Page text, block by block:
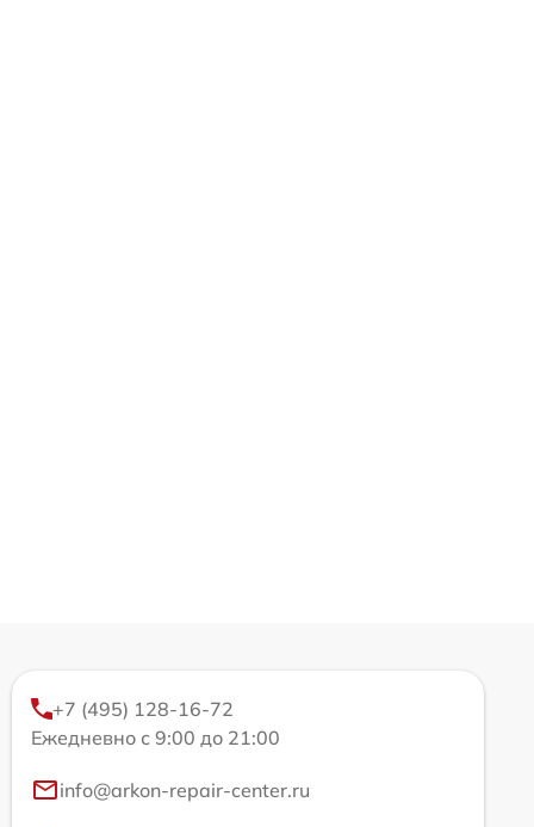
+7 (495) 128-16-72
Ежедневно с 9:00 до 21:00
info@arkon-repair-center.ru